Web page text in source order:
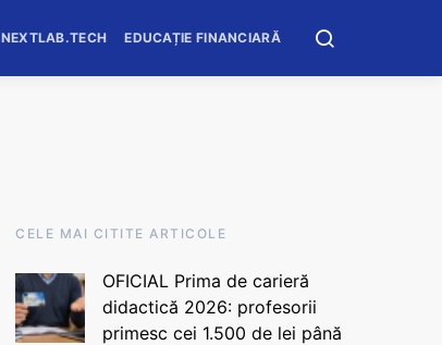
NEXTLAB.TECH EDUCAȚIE FINANCIARĂ
CELE MAI CITITE ARTICOLE
OFICIAL Prima de carieră
didactică 2026: profesorii
primesc cei 1.500 de lei până